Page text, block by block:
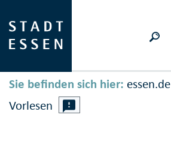
Sie befinden sich hier: essen.de
Vorlesen